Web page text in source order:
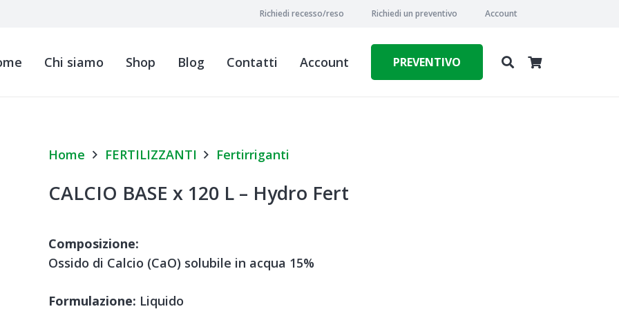
Richiedi recesso/reso Richiedi un preventivo Account
Chi siamo Shop Blog Contatti Account PREVENTIVO
Home FERTILIZZANTI Fertirriganti
CALCIO BASE x 120 L – Hydro Fert
Composizione:
Ossido di Calcio (CaO) solubile in acqua 15%
Formulazione: Liquido